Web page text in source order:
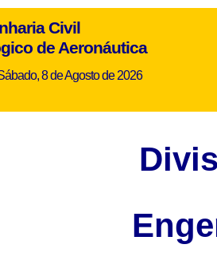
Civil
de Aeronáutica
8 de Agosto de 2026